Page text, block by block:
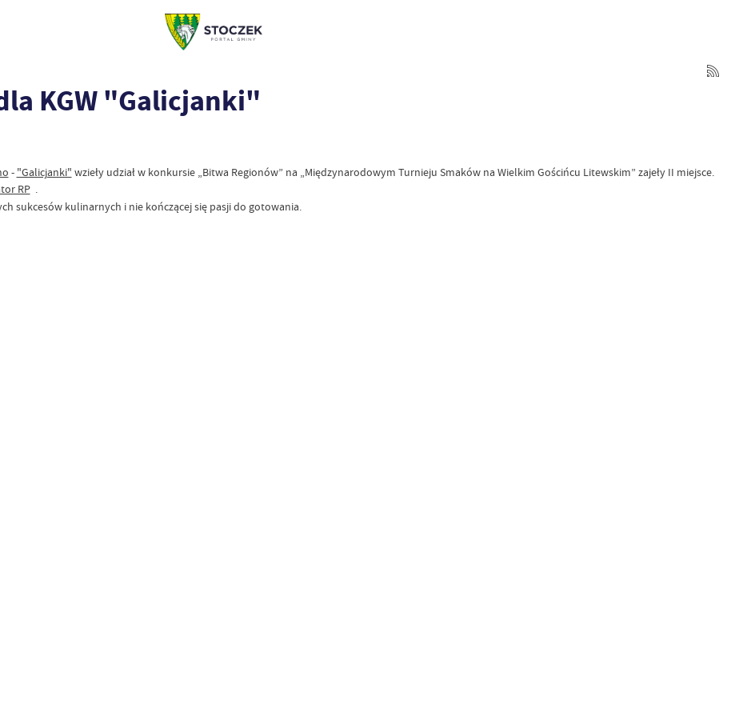
KGW "Galicjanki"
- "Galicjanki" wzieły udział w konkursie „Bitwa Regionów” na „Międzynarodowym Turnieju Smaków na Wielkim Gościńcu Litewskim” zajeły II miejsce.
RP.
sukcesów kulinarnych i nie kończącej się pasji do gotowania.